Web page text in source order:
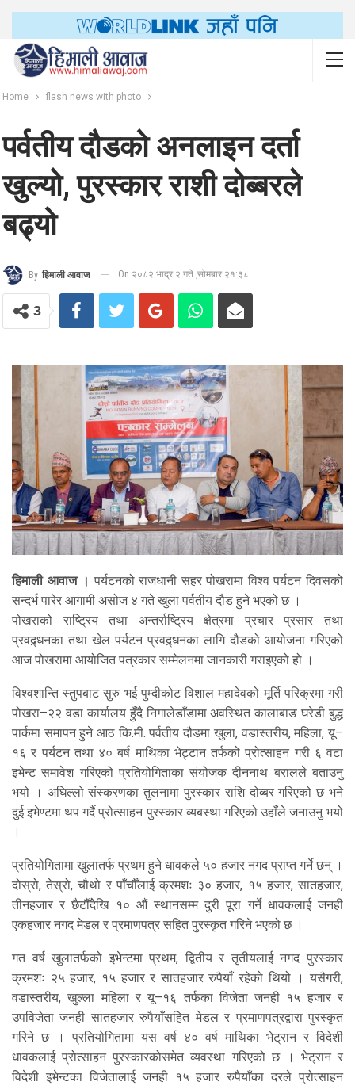
Home flash news with photo
पर्वतीय दौडको अनलाइन दर्ता
खुल्यो, पुरस्कार राशी दोब्बरले
बढ्यो
By हिमाली आवाज On २०८२ भाद्र २ गते ,सोमबार २१:३८
3
हिमाली आवाज । पर्यटनको राजधानी सहर पोखरामा विश्व पर्यटन दिवसको
सन्दर्भ पारेर आगामी असोज ४ गते खुला पर्वतीय दौड हुने भएको छ ।
पोखराको राष्ट्रिय तथा अन्तर्राष्ट्रिय क्षेत्रमा प्रचार प्रसार तथा
प्रवद्र्धनका तथा खेल पर्यटन प्रवद्र्धनका लागि दौडको आयोजना गरिएको
आज पोखरामा आयोजित पत्रकार सम्मेलनमा जानकारी गराइएको हो ।
विश्वशान्ति स्तुपबाट सुरु भई पुम्दीकोट विशाल महादेवको मूर्ति परिक्रमा गरी
पोखरा–२२ वडा कार्यालय हुँदै निगालेडाँडामा अवस्थित कालाबाङ घरेडी बुद्ध
पार्कमा समापन हुने आठ कि.मी. पर्वतीय दौडमा खुला, वडास्तरीय, महिला, यू–
१६ र पर्यटन तथा ४० बर्ष माथिका भेट्टान तर्फको प्रोत्साहन गरी ६ वटा
इभेन्ट समावेश गरिएको प्रतियोगिताका संयोजक दीननाथ बरालले बताउनु
भयो । अघिल्लो संस्करणका तुलनामा पुरस्कार राशि दोब्बर गरिएको छ भने
दुई इभेण्टमा थप गर्दै प्रोत्साहन पुरस्कार व्यबस्था गरिएको उहाँले जनाउनु भयो
।
प्रतियोगितामा खुलातर्फ प्रथम हुने धावकले ५० हजार नगद प्राप्त गर्ने छन् ।
दोस्रो, तेस्रो, चौथो र पाँचौँलाई क्रमशः ३० हजार, १५ हजार, सातहजार,
तीनहजार र छैटौँदेखि १० औं स्थानसम्म दुरी पूरा गर्ने धावकलाई जनही
एकहजार नगद मेडल र प्रमाणपत्र सहित पुरस्कृत गरिने भएको छ ।
गत वर्ष खुलातर्फको इभेन्टमा प्रथम, द्वितीय र तृतीयलाई नगद पुरस्कार
क्रमशः २५ हजार, १५ हजार र सातहजार रुपैयाँ रहेको थियो । यसैगरी,
वडास्तरीय, खुल्ला महिला र यू–१६ तर्फका विजेता जनही १५ हजार र
उपविजेता जनही सातहजार रुपैयाँसहित मेडल र प्रमाणपत्रद्वारा पुरस्कृत
गरिने छ । प्रतियोगितामा यस वर्ष ४० वर्ष माथिका भेट्रान र विदेशी
धावकलाई प्रोत्साहन पुरस्कारकोसमेत व्यवस्था गरिएको छ । भेट्रान र
विदेशी इभेन्टका विजेतालाई जनही १५ हजार रुपैयाँका दरले प्रोत्साहन